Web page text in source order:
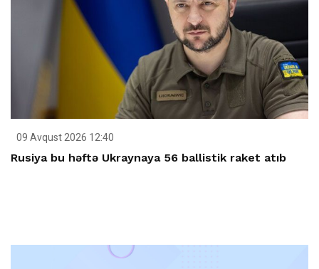
09 Avqust 2026 12:40
Rusiya bu həftə Ukraynaya 56 ballistik raket atıb